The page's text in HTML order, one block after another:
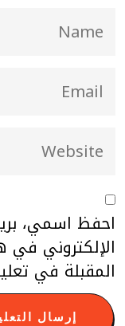
احفظ اسمي،
الإلكتروني في
المقبلة في